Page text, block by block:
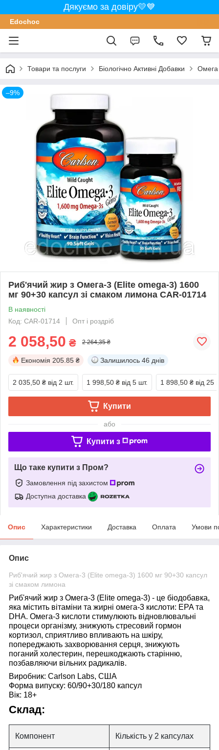
Дякуємо за довіру💛💙
Edochoс
Товари та послуги Біологічно Активні Добавки Омега
–9%
Риб'ячий жир з Oмега-3 (Elite omega-3) 1600
мг 90+30 капсул зі смаком лимона CAR-01714
В наявності
Код: CAR-01714
Опт і роздріб
2 058,50 ₴ 2 264,35 ₴
Економія 205.85 ₴ Залишилось 46 днів
2 035,50 ₴ від 2 шт. 1 998,50 ₴ від 5 шт. 1 898,50 ₴ від 25
Купити
або
Купити з
Що таке купити з Пром?
Замовлення під захистом
Доступна доставка
Опис Характеристики Доставка Оплата Умови
Опис
Риб'ячий жир з Oмега-3 (Elite omega-3) 1600 мг 90+30 капсул
зі смаком лимона
Риб'ячий жир з Oмега-3 (Elite omega-3) - це біодобавка,
яка містить вітаміни та жирні омега-3 кислоти: EPA та
DHA. Омега-3 кислоти стимулюють відновлювальні
процеси організму, знижують стресовий гормон
кортизол, сприятливо впливають на шкіру,
попереджають захворювання серця, знижують
поганий холестерин, перешкоджають старінню,
позбавляючи вільних радикалів.
Виробник: Carlson Labs, США
Форма випуску: 60/90+30/180 капсул
Вік: 18+
Склад:
Компонент Кількість у 2 капсулах